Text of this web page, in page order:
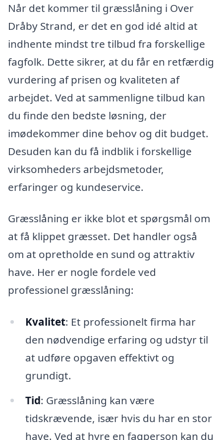
Når det kommer til græsslåning i Over
Dråby Strand, er det en god idé altid at
indhente mindst tre tilbud fra forskellige
fagfolk. Dette sikrer, at du får en retfærdig
vurdering af prisen og kvaliteten af
arbejdet. Ved at sammenligne tilbud kan
du finde den bedste løsning, der
imødekommer dine behov og dit budget.
Desuden kan du få indblik i forskellige
virksomheders arbejdsmetoder,
erfaringer og kundeservice.
Græsslåning er ikke blot et spørgsmål om
at få klippet græsset. Det handler også
om at opretholde en sund og attraktiv
have. Her er nogle fordele ved
professionel græsslåning:
Kvalitet: Et professionelt firma har
den nødvendige erfaring og udstyr til
at udføre opgaven effektivt og
grundigt.
Tid: Græsslåning kan være
tidskrævende, især hvis du har en stor
have. Ved at hyre en fagperson kan du